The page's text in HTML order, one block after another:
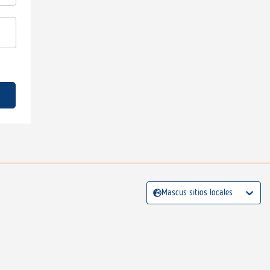
Mascus sitios locales